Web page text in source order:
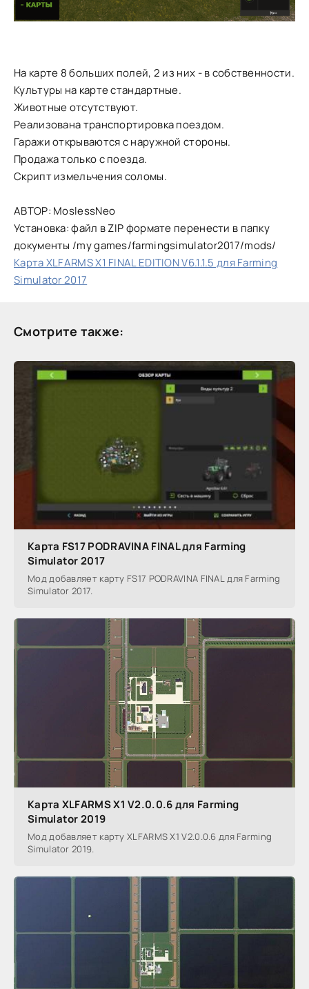
На карте 8 больших полей, 2 из них - в собственности.
Культуры на карте стандартные.
Животные отсутствуют.
Реализована транспортировка поездом.
Гаражи открываются с наружной стороны.
Продажа только с поезда.
Скрипт измельчения соломы.
АВТОР: MoslessNeo
Установка: файл в ZIP формате перенести в папку
документы /my games/farmingsimulator2017/mods/
Карта XLFARMS X1 FINAL EDITION V6.1.1.5 для Farming
Simulator 2017
Смотрите также:
Карта FS17 PODRAVINA FINAL для Farming
Simulator 2017
Мод добавляет карту FS17 PODRAVINA FINAL для Farming
Simulator 2017.
Карта XLFARMS X1 V2.0.0.6 для Farming
Simulator 2019
Мод добавляет карту XLFARMS X1 V2.0.0.6 для Farming
Simulator 2019.